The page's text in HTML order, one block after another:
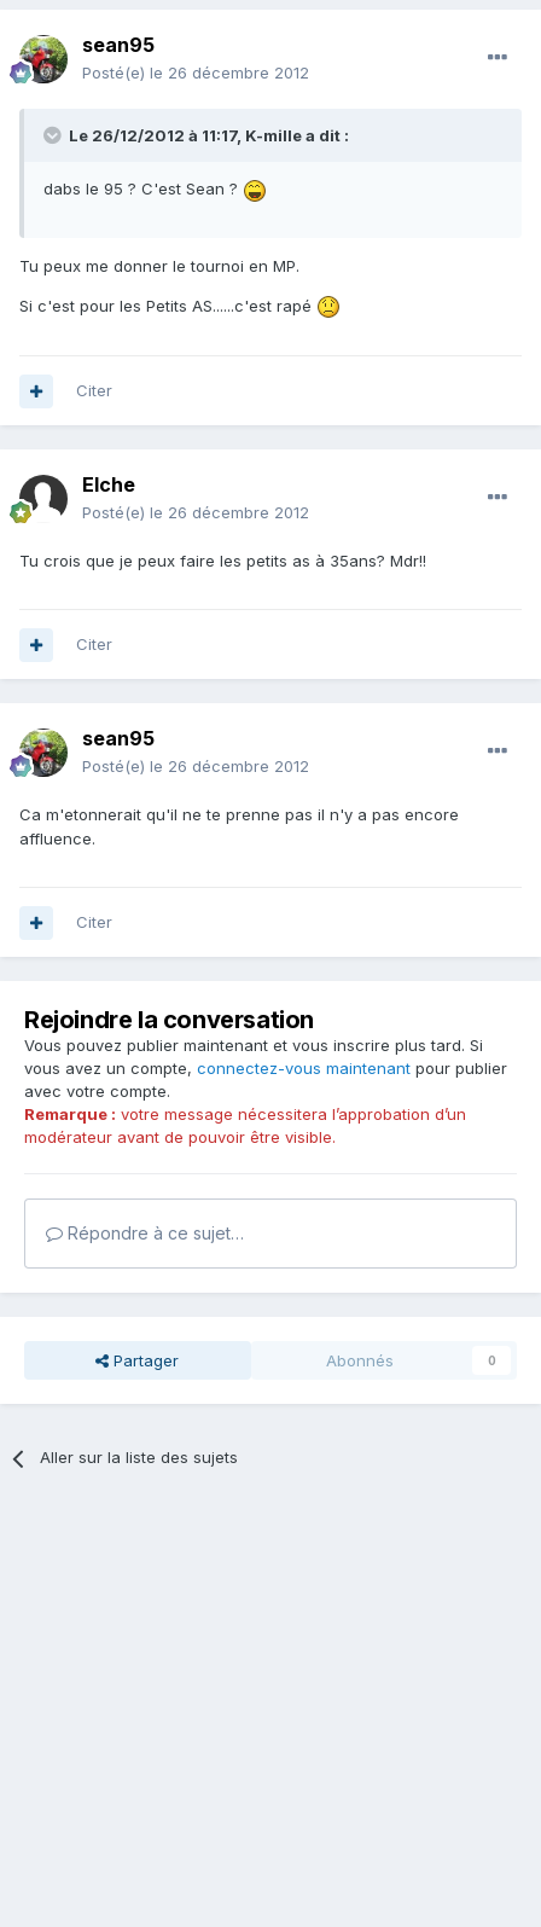
sean95
Posté(e) le 26 décembre 2012
Le 26/12/2012 à 11:17, K-mille a dit :
dabs le 95 ? C'est Sean ?
Tu peux me donner le tournoi en MP.
Si c'est pour les Petits AS......c'est rapé
Citer
Elche
Posté(e) le 26 décembre 2012
Tu crois que je peux faire les petits as à 35ans? Mdr!!
Citer
sean95
Posté(e) le 26 décembre 2012
Ca m'etonnerait qu'il ne te prenne pas il n'y a pas encore
affluence.
Citer
Rejoindre la conversation
Vous pouvez publier maintenant et vous inscrire plus tard. Si
vous avez un compte, connectez-vous maintenant pour publier
avec votre compte.
Remarque : votre message nécessitera l’approbation d’un
modérateur avant de pouvoir être visible.
Répondre à ce sujet…
Partager Abonnés 0
Aller sur la liste des sujets